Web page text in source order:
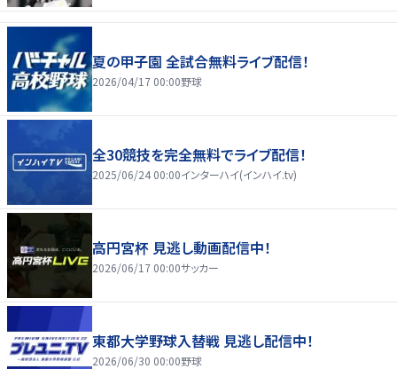
夏の甲子園 全試合無料ライブ配信！
2026/04/17 00:00野球
全30競技を完全無料でライブ配信！
2025/06/24 00:00インターハイ(インハイ.tv)
高円宮杯 見逃し動画配信中！
2026/06/17 00:00サッカー
東都大学野球入替戦 見逃し配信中！
2026/06/30 00:00野球